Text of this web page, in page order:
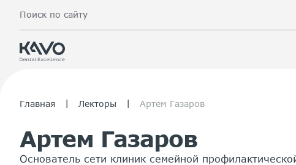
Поиск по сайту
Главная | Лекторы | Артем Газаров
Артем Газаров
Основатель сети клиник семейной